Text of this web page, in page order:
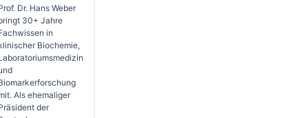
Dr. Hans Weber
30+ Jahre
in
Biochemie,
Als ehemaliger
der